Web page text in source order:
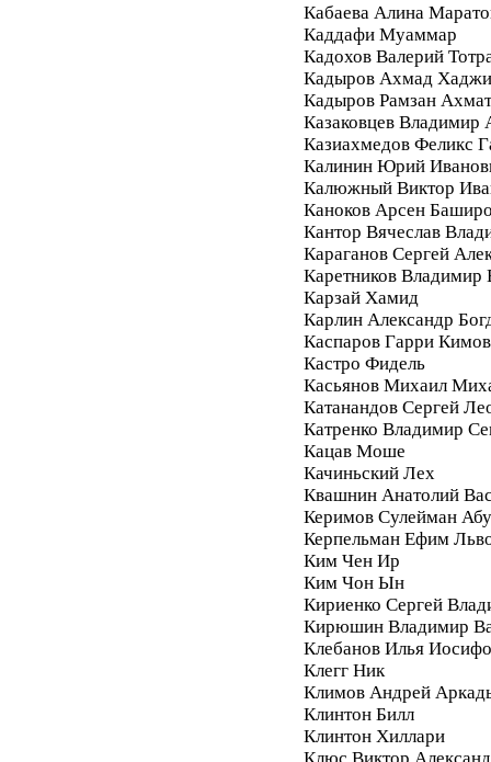
Кабаева Алина
Каддафи Муаммар
Кадохов Валерий
Кадыров Ахмад Хаджи
Кадыров Рамзан
Казаковцев Владимир
Казиахмедов Феликс
Калинин Юрий
Калюжный Виктор
Каноков Арсен
Кантор Вячеслав
Караганов Сергей
Каретников Владимир
Карзай Хамид
Карлин Александр
Каспаров Гарри
Кастро Фидель
Касьянов Михаил
Катанандов Сергей
Катренко Владимир
Кацав Моше
Качиньский Лех
Квашнин Анатолий
Керимов Сулейман
Керпельман Ефим
Ким Чен Ир
Ким Чон Ын
Кириенко Сергей
Кирюшин Владимир
Клебанов Илья
Клегг Ник
Климов Андрей
Клинтон Билл
Клинтон Хиллари